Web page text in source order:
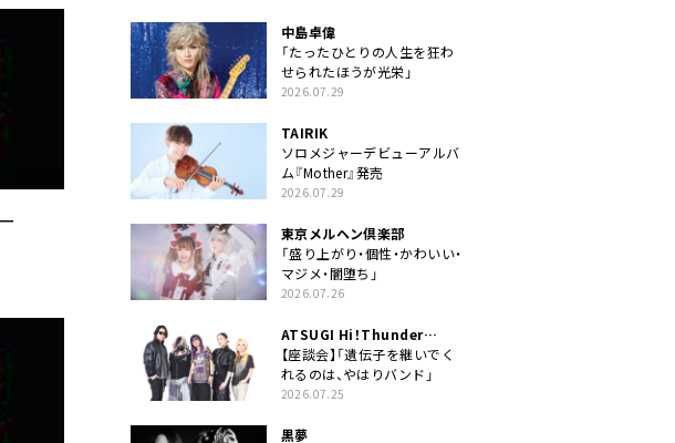
中島卓偉
「たったひとりの人生を狂わ
せられたほうが光栄」
2026.07.29
TAIRIK
ソロメジャーデビューアルバ
ム『Mother』発売
2026.07.29
東京メルヘン倶楽部
「盛り上がり・個性・かわいい・
マジメ・闇堕ち」
2026.07.26
ATSUGI Hi！Thunder
Rock Festival
【座談会】「遺伝子を継いでく
れるのは、やはりバンド」
2026.07.25
黒夢